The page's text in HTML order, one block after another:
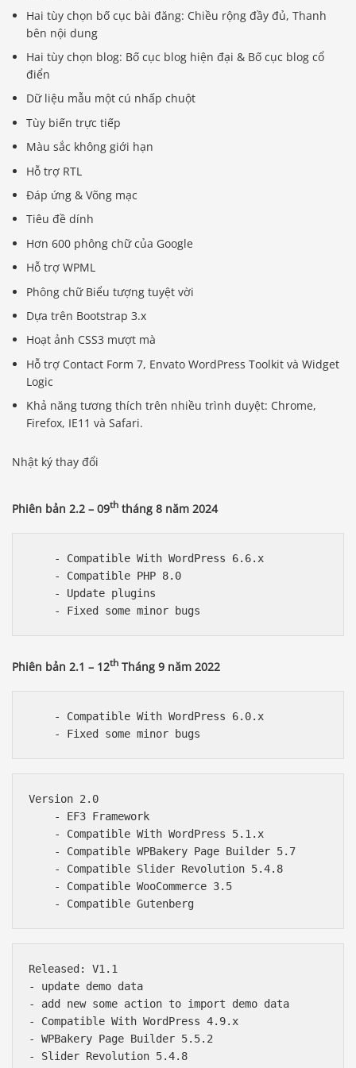
Hai tùy chọn bố cục bài đăng: Chiều rộng đầy đủ, Thanh
bên nội dung
Hai tùy chọn blog: Bố cục blog hiện đại & Bố cục blog cổ
điển
Dữ liệu mẫu một cú nhấp chuột
Tùy biến trực tiếp
Màu sắc không giới hạn
Hỗ trợ RTL
Đáp ứng & Võng mạc
Tiêu đề dính
Hơn 600 phông chữ của Google
Hỗ trợ WPML
Phông chữ Biểu tượng tuyệt vời
Dựa trên Bootstrap 3.x
Hoạt ảnh CSS3 mượt mà
Hỗ trợ Contact Form 7, Envato WordPress Toolkit và Widget
Logic
Khả năng tương thích trên nhiều trình duyệt: Chrome,
Firefox, IE11 và Safari.
Nhật ký thay đổi
Phiên bản 2.2 – 09th tháng 8 năm 2024
    - Compatible With WordPress 6.6.x
    - Compatible PHP 8.0
    - Update plugins
Phiên bản 2.1 – 12th Tháng 9 năm 2022
    - Compatible With WordPress 6.0.x
Version 2.0
    - EF3 Framework
    - Compatible With WordPress 5.1.x
    - Compatible WPBakery Page Builder 5.7
    - Compatible Slider Revolution 5.4.8
    - Compatible WooCommerce 3.5
Released: V1.1
- update demo data
- add new some action to import demo data
- Compatible With WordPress 4.9.x
- WPBakery Page Builder 5.5.2
- Slider Revolution 5.4.8